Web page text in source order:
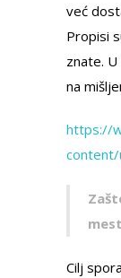
već
Propisi
znate.
na
https://
Cilj